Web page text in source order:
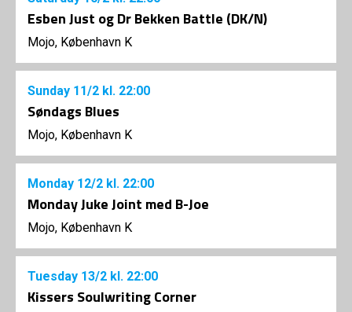
Esben Just og Dr Bekken Battle (DK/N)
Mojo, København K
Sunday 11/2 kl. 22:00
Søndags Blues
Mojo, København K
Monday 12/2 kl. 22:00
Monday Juke Joint med B-Joe
Mojo, København K
Tuesday 13/2 kl. 22:00
Kissers Soulwriting Corner